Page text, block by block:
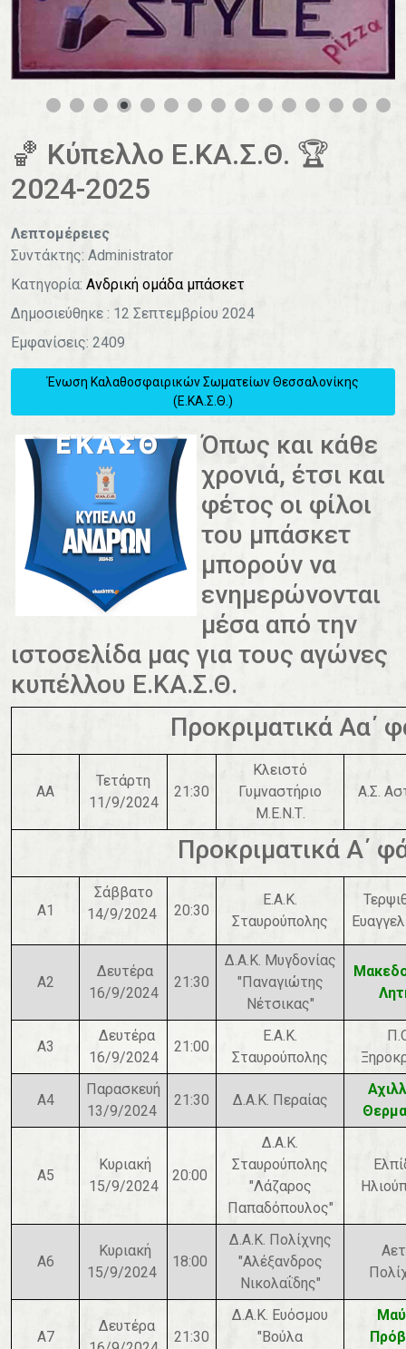
🏀 Κύπελλο Ε.ΚΑ.Σ.Θ. 🏆
2024-2025
Λεπτομέρειες
Συντάκτης: Administrator
Κατηγορία: Ανδρική ομάδα μπάσκετ
Δημοσιεύθηκε : 12 Σεπτεμβρίου 2024
Εμφανίσεις: 2409
Ένωση Καλαθοσφαιρικών Σωματείων Θεσσαλονίκης
(Ε.ΚΑ.Σ.Θ.)
Όπως και κάθε
χρονιά, έτσι και
φέτος οι φίλοι
του μπάσκετ
μπορούν να
ενημερώνονται
μέσα από την
ιστοσελίδα μας για τους αγώνες
κυπέλλου Ε.ΚΑ.Σ.Θ.
Προκριματικά Αα΄
AΑ
Τετάρτη
11/9/2024
21:30
Κλειστό
Γυμναστήριο
Μ.Ε.Ν.Τ.
Α.Σ.
Προκριματικά Α΄
A1
Σάββατο
14/9/2024
20:30
Ε.Α.Κ.
Σταυρούπολης
A2
Δευτέρα
16/9/2024
21:30
Δ.Α.Κ. Μυγδονίας
"Παναγιώτης
Νέτσικας"
A3
Δευτέρα
16/9/2024
21:00
Ε.Α.Κ.
Σταυρούπολης
A4
Παρασκευή
13/9/2024
21:30 Δ.Α.Κ. Περαίας
A5
Κυριακή
15/9/2024
20:00
Δ.Α.Κ.
Σταυρούπολης
"Λάζαρος
Παπαδόπουλος"
A6
Κυριακή
15/9/2024
18:00
Δ.Α.Κ. Πολίχνης
"Αλέξανδρος
Νικολαΐδης"
A7
Δευτέρα
21:30
Δ.Α.Κ. Ευόσμου
"Βούλα